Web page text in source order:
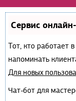
Сервис
Тот, кто работает
напоминать
Для новых
Чат-бот для